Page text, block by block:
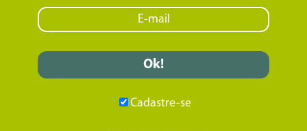
Cadastre-se